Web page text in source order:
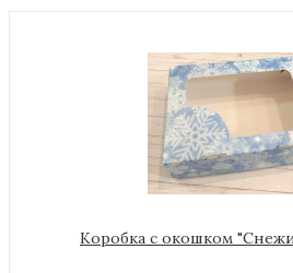
Коробка с окошком